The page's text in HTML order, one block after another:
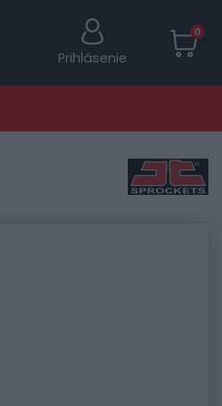
Prihlásenie
0